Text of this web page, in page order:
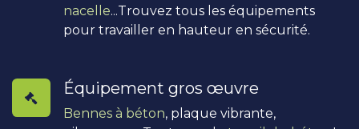
nacelle...Trouvez tous les équipements
pour travailler en hauteur en sécurité.
Équipement gros œuvre
Bennes à béton, plaque vibrante,